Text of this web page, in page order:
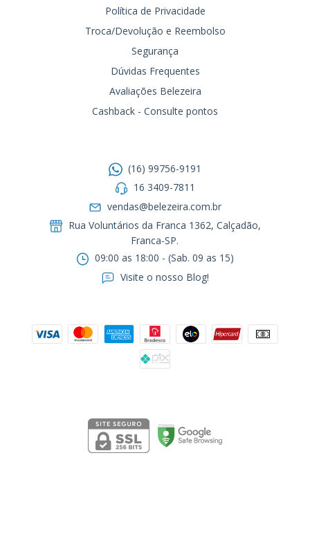
Política de Privacidade
Troca/Devolução e Reembolso
Segurança
Dúvidas Frequentes
Avaliações Belezeira
Cashback - Consulte pontos
(16) 99756-9191
16 3409-7811
vendas@belezeira.com.br
Rua Voluntários da Franca 1362, Calçadão,
Franca-SP.ㅤㅤㅤㅤㅤㅤㅤㅤㅤㅤㅤ
09:00 as 18:00 - (Sab. 09 as 15)
Visite o nosso Blog!